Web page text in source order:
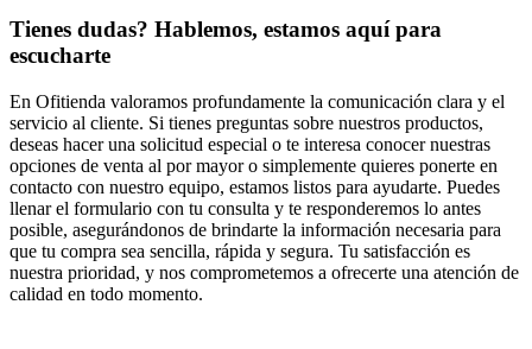
Tienes dudas? Hablemos, estamos aquí para
escucharte
En Ofitienda valoramos profundamente la comunicación clara y el
servicio al cliente. Si tienes preguntas sobre nuestros productos,
deseas hacer una solicitud especial o te interesa conocer nuestras
opciones de venta al por mayor o simplemente quieres ponerte en
contacto con nuestro equipo, estamos listos para ayudarte. Puedes
llenar el formulario con tu consulta y te responderemos lo antes
posible, asegurándonos de brindarte la información necesaria para
que tu compra sea sencilla, rápida y segura. Tu satisfacción es
nuestra prioridad, y nos comprometemos a ofrecerte una atención de
calidad en todo momento.